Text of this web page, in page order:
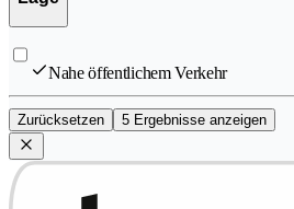
Nahe öffentlichem Verkehr
Zurücksetzen 5 Ergebnisse anzeigen